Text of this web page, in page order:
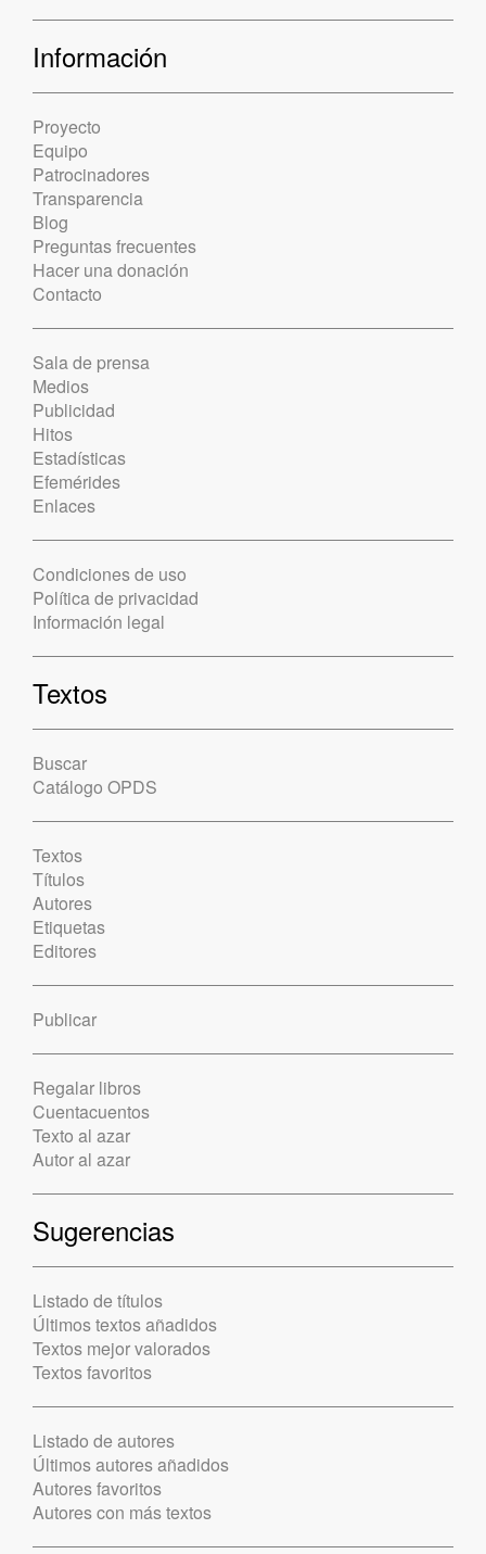
Información
Proyecto
Equipo
Patrocinadores
Transparencia
Blog
Preguntas frecuentes
Hacer una donación
Contacto
Sala de prensa
Medios
Publicidad
Hitos
Estadísticas
Efemérides
Enlaces
Condiciones de uso
Política de privacidad
Información legal
Textos
Buscar
Catálogo OPDS
Textos
Títulos
Autores
Etiquetas
Editores
Publicar
Regalar libros
Cuentacuentos
Texto al azar
Autor al azar
Sugerencias
Listado de títulos
Últimos textos añadidos
Textos mejor valorados
Textos favoritos
Listado de autores
Últimos autores añadidos
Autores favoritos
Autores con más textos